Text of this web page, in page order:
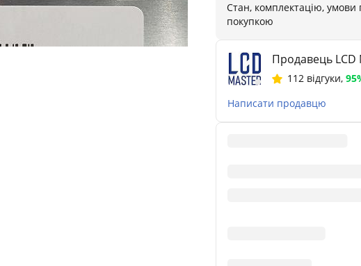
Стан, комплектацію, умови
покупкою
Продавець LCD
112 відгуки,
Написати продавцю